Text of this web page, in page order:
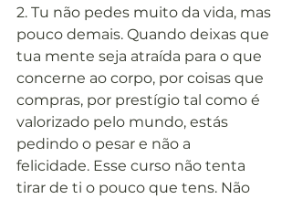
2. Tu não pedes muito da vida, mas
pouco demais. Quando deixas que
tua mente seja atraída para o que
concerne ao corpo, por coisas que
compras, por prestígio tal como é
valorizado pelo mundo, estás
pedindo o pesar e não a
felicidade. Esse curso não tenta
tirar de ti o pouco que tens. Não